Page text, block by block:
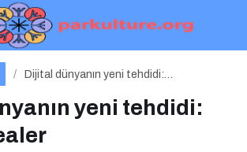
Dijital dünyanın yeni tehdidi:
yeni tehdidi:
Artık Bir İş Riski